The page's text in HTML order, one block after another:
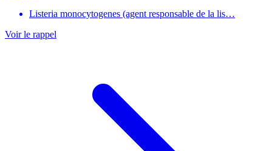
Listeria monocytogenes (agent responsable de la lis…
Voir le rappel